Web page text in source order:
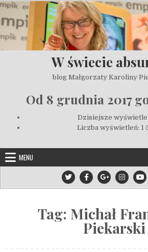
Skip to content
W świecie
blog Małgorzaty Karoliny
Od 8 grudnia 2017
Dzisiejsze
Liczba wyświetleń: 1
MENU
Tag: Michał
Piekarski